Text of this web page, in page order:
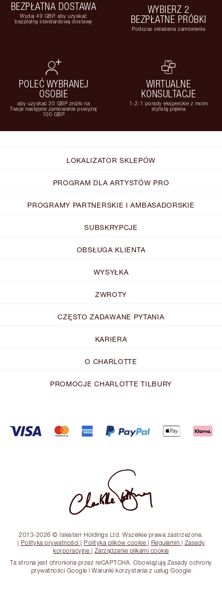
BEZPŁATNA DOSTAWA
Wydaj 49 GBP, aby uzyskać
bezpłatną standardową dostawę
WYBIERZ 2
BEZPŁATNE PRÓBKI
Podczas składania zamówienia
POLEĆ WYBRANEJ
OSOBIE
aby uzyskać 20 GBP zniżki na
Twoje następne zamówienie powyżej
100 GBP
WIRTUALNE
KONSULTACJE
1-2-1 porady eksperckie z moim
stylistą piękna
LOKALIZATOR SKLEPÓW
PROGRAM DLA ARTYSTÓW PRO
PROGRAMY PARTNERSKIE I AMBASADORSKIE
SUBSKRYPCJE
OBSŁUGA KLIENTA
WYSYŁKA
ZWROTY
CZĘSTO ZADAWANE PYTANIA
KARIERA
O CHARLOTTE
PROMOCJE CHARLOTTE TILBURY
2013-2026 © Islestarr Holdings Ltd. Wszelkie prawa zastrzeżone.
| Polityka prywatności | Polityka plików cookie | Regulamin | Zasady
korporacyjne | Zarządzanie plikami cookie
Ta strona jest chroniona przez reCAPTCHA. Obowiązują Zasady ochrony
prywatności Google i Warunki korzystania z usług Google